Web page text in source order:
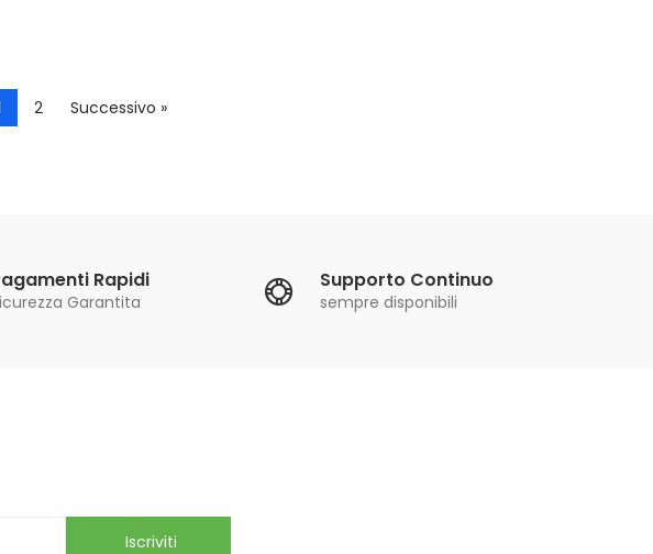
2 Successivo »
Rapidi
Garantita
Supporto Continuo
sempre disponibili
Iscriviti